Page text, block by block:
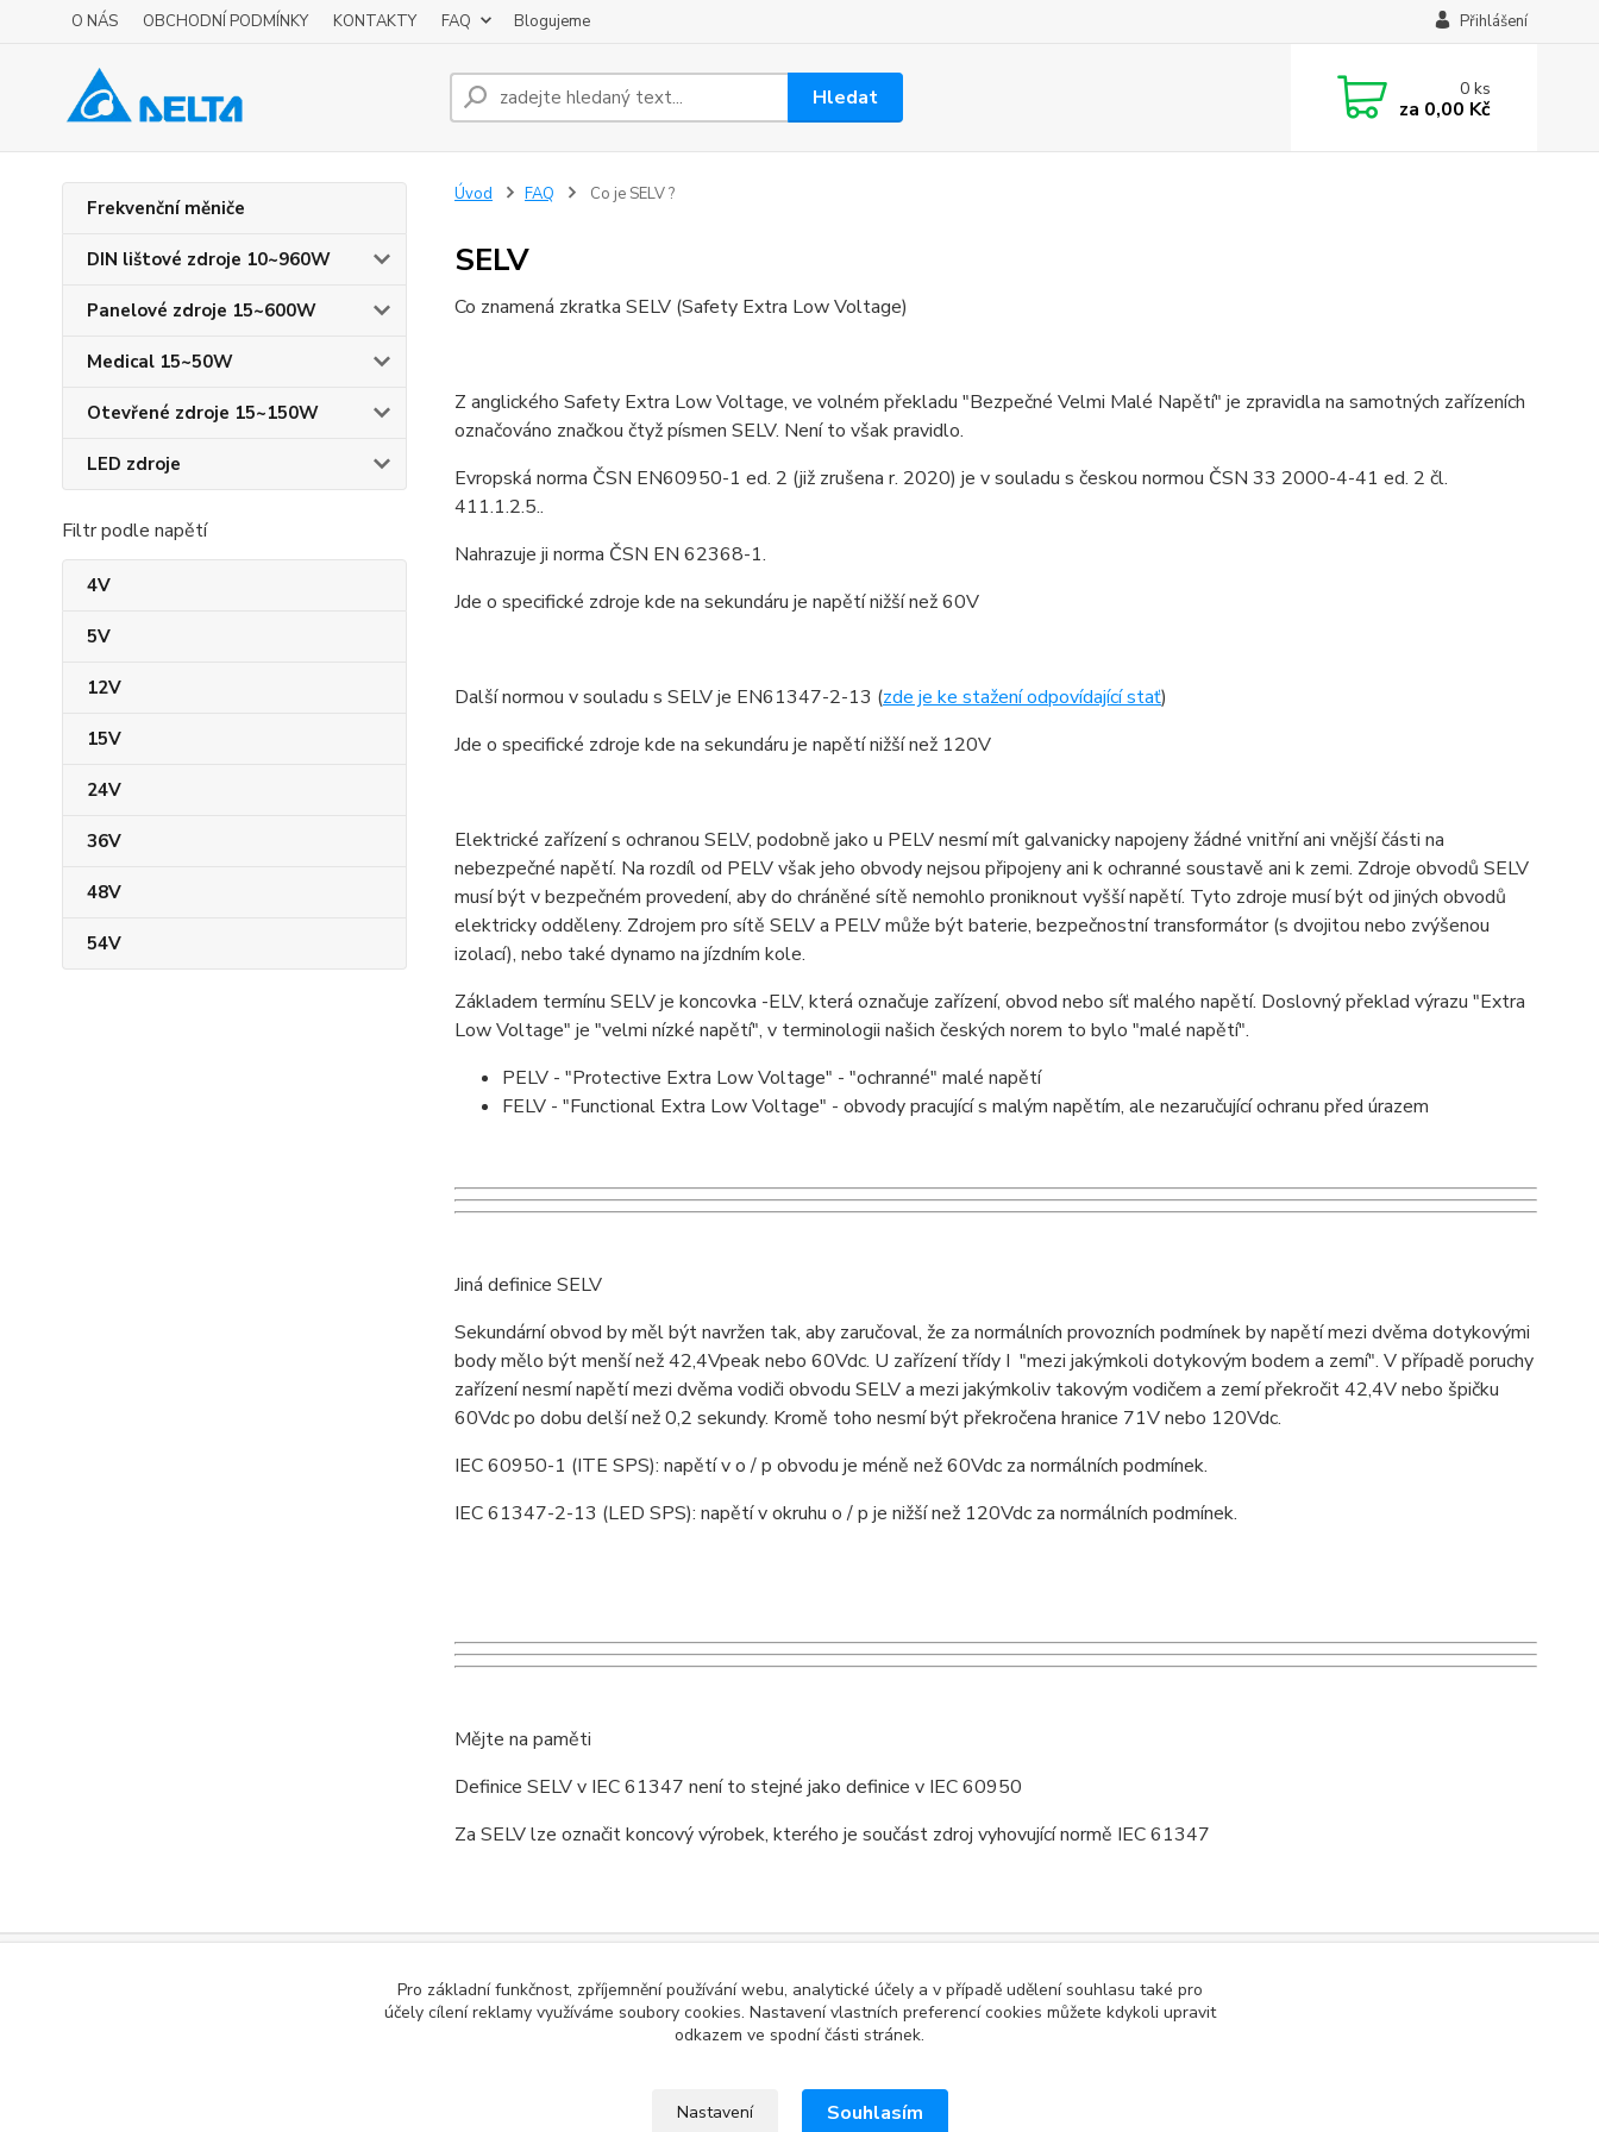
O NÁS OBCHODNÍ PODMÍNKY KONTAKTY FAQ Blogujeme Přihlášení
Hledat 0ks
za 0,00 Kč
Frekvenční měniče
DIN lištové zdroje 10~960W
Panelové zdroje 15~600W
Medical 15~50W
Otevřené zdroje 15~150W
LED zdroje
Filtr podle napětí
4V
5V
12V
15V
24V
36V
48V
54V
Úvod FAQ Co je SELV ?
SELV
Co znamená zkratka SELV (Safety Extra Low Voltage)
Z anglického Safety Extra Low Voltage, ve volném překladu "Bezpečné Velmi Malé Napětí" je zpravidla na samotných zařízeních
označováno značkou čtyž písmen SELV. Není to však pravidlo.
Evropská norma ČSN EN60950-1 ed. 2 (již zrušena r. 2020) je v souladu s českou normou ČSN 33 2000-4-41 ed. 2 čl.
411.1.2.5..
Nahrazuje ji norma ČSN EN 62368-1.
Jde o specifické zdroje kde na sekundáru je napětí nižší než 60V
Další normou v souladu s SELV je EN61347-2-13 (zde je ke stažení odpovídající stať)
Jde o specifické zdroje kde na sekundáru je napětí nižší než 120V
Elektrické zařízení s ochranou SELV, podobně jako u PELV nesmí mít galvanicky napojeny žádné vnitřní ani vnější části na
nebezpečné napětí. Na rozdíl od PELV však jeho obvody nejsou připojeny ani k ochranné soustavě ani k zemi. Zdroje obvodů SELV
musí být v bezpečném provedení, aby do chráněné sítě nemohlo proniknout vyšší napětí. Tyto zdroje musí být od jiných obvodů
elektricky odděleny. Zdrojem pro sítě SELV a PELV může být baterie, bezpečnostní transformátor (s dvojitou nebo zvýšenou
izolací), nebo také dynamo na jízdním kole.
Základem termínu SELV je koncovka -ELV, která označuje zařízení, obvod nebo síť malého napětí. Doslovný překlad výrazu "Extra
Low Voltage" je "velmi nízké napětí", v terminologii našich českých norem to bylo "malé napětí".
PELV - "Protective Extra Low Voltage" - "ochranné" malé napětí
FELV - "Functional Extra Low Voltage" - obvody pracující s malým napětím, ale nezaručující ochranu před úrazem
Jiná definice SELV
Sekundární obvod by měl být navržen tak, aby zaručoval, že za normálních provozních podmínek by napětí mezi dvěma dotykovými
body mělo být menší než 42,4Vpeak nebo 60Vdc. U zařízení třídy I "mezi jakýmkoli dotykovým bodem a zemí". V případě poruchy
zařízení nesmí napětí mezi dvěma vodiči obvodu SELV a mezi jakýmkoliv takovým vodičem a zemí překročit 42,4V nebo špičku
60Vdc po dobu delší než 0,2 sekundy. Kromě toho nesmí být překročena hranice 71V nebo 120Vdc.
IEC 60950-1 (ITE SPS): napětí v o / p obvodu je méně než 60Vdc za normálních podmínek.
IEC 61347-2-13 (LED SPS): napětí v okruhu o / p je nižší než 120Vdc za normálních podmínek.
Mějte na paměti
Definice SELV v IEC 61347 není to stejné jako definice v IEC 60950
Za SELV lze označit koncový výrobek, kterého je součást zdroj vyhovující normě IEC 61347
Pro základní funkčnost, zpříjemnění používání webu, analytické účely a v případě udělení souhlasu také pro
účely cílení reklamy využíváme soubory cookies. Nastavení vlastních preferencí cookies můžete kdykoli upravit
odkazem ve spodní části stránek.
Nastavení Souhlasím